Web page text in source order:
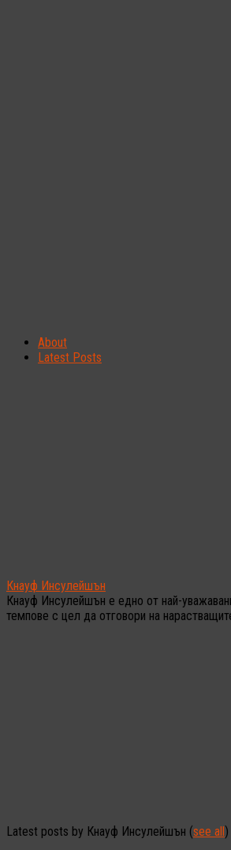
About
Latest Posts
Кнауф Инсулейшън
Кнауф Инсулейшън е едно от най-
темпове с цел да отговори на
Latest posts by Кнауф Инсулейшън (see all)